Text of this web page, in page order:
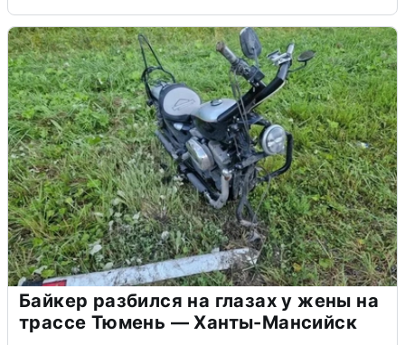
Байкер разбился на глазах у жены на
трассе Тюмень — Ханты-Мансийск